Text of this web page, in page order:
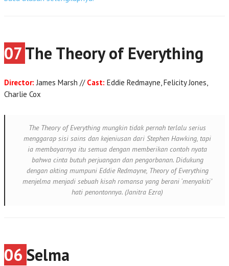
07The Theory of Everything
Director: James Marsh // Cast: Eddie Redmayne, Felicity Jones,
Charlie Cox
The Theory of Everything mungkin tidak pernah terlalu serius
menggarap sisi sains dan kejeniusan dari Stephen Hawking, tapi
ia membayarnya itu semua dengan memberikan contoh nyata
bahwa cinta butuh perjuangan dan pengorbanan. Didukung
dengan akting mumpuni Eddie Redmayne, Theory of Everything
menjelma menjadi sebuah kisah romansa yang berani ‘menyakiti’
hati penontonnya. (Janitra Ezra)
06 Selma